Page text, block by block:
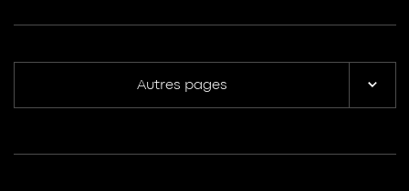
Autres pages